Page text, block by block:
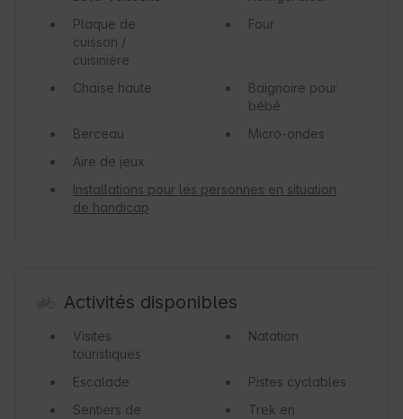
Plaque de
cuisson /
cuisinière
Four
Chaise haute
Baignoire pour
bébé
Berceau
Micro-ondes
Aire de jeux
Installations pour les personnes en situation
de handicap
Activités disponibles
Visites
touristiques
Natation
Escalade
Pistes cyclables
Sentiers de
Trek en